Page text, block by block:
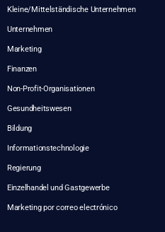
Kleine/Mittelständische Unternehmen
Unternehmen
Marketing
Finanzen
Non-Profit-Organisationen
Gesundheitswesen
Bildung
Informationstechnologie
Regierung
Einzelhandel und Gastgewerbe
Marketing por correo electrónico